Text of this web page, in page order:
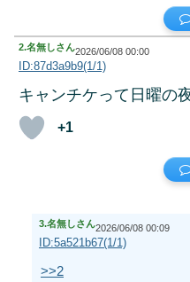
2.名無しさん2026/06/08 00:00
ID:87d3a9b9(1/1)
キャンチケって日曜の
+1
3.名無しさん2026/06/08 00:09
ID:5a521b67(1/1)
>>2